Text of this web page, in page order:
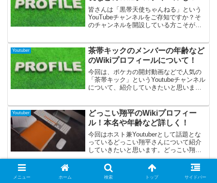
皆さんは「黒帯天使ちゃんねる」という
YouTubeチャンネルをご存知ですか？そ
のチャンネルを開設している方こそが今
ので、ぜひ！長野じゅりあさんを知って
いる方も知らない方も最後までご覧にな
ってください♪
Youtuber
茶帯キックのメンバーの年齢など
のWikiプロフィールについて！
今回は、ポケカの開封動画などで人気の
「茶帯キック」というYoutubeチャンネル
について、紹介していきたいと思いま
現在チャンネル登録者数は21万人以上と
人気も高くなってきています。巷で人気
のポケカの開封動画が人気ですが、茶帯
キック独特のトークや掛け合いの面白さ
も話題で幅広い方から支持を得ていま
す。そんな茶帯キックの3人についていろ
いろと調べてみましたので、気になる方
はぜひ最後まで読んでいってください
Youtuber
どっこい翔平のWikiプロフィー
ル！本名や年齢など詳しく！
今回はホスト兼Youtuberとして話題とな
っているどっこい翔平さんについて紹介
していきたいと思います。どっこい翔平
さんは歌舞伎町のホストクラブ
「TOPDANDY」の代表取締役も務めてい
ますが、自身もホストの第一線で活躍し
ていたりYoutubeではホストの現状や裏側
Youtuber
えくぼっちの高校はどこ？本名や
メニュー ホーム 検索 トップ サイドバー